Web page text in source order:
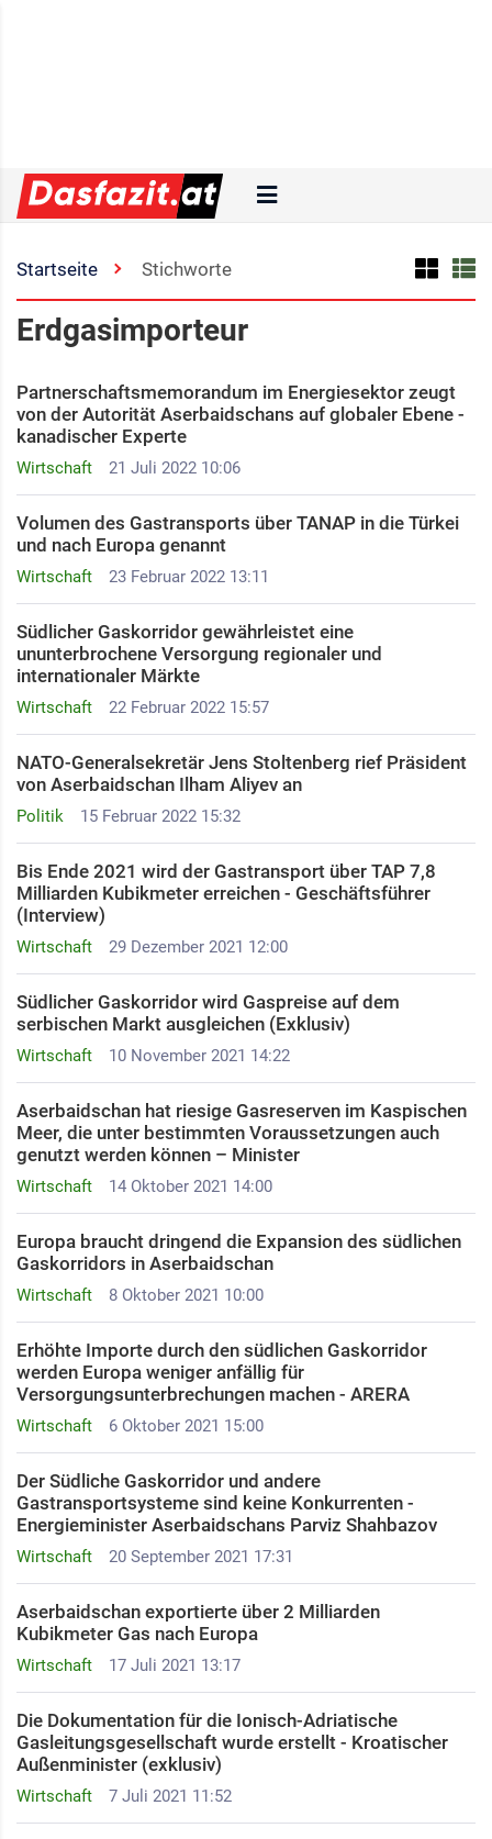
Startseite Stichworte
Erdgasimporteur
Wirtschaft 21 Juli 2022 10:06
Partnerschaftsmemorandum im Energiesektor zeugt
von der Autorität Aserbaidschans auf globaler Ebene -
kanadischer Experte
Wirtschaft 23 Februar 2022 13:11
Volumen des Gastransports über TANAP in die Türkei
und nach Europa genannt
Wirtschaft 22 Februar 2022 15:57
Südlicher Gaskorridor gewährleistet eine
ununterbrochene Versorgung regionaler und
internationaler Märkte
Politik 15 Februar 2022 15:32
NATO-Generalsekretär Jens Stoltenberg rief Präsident
von Aserbaidschan Ilham Aliyev an
Wirtschaft 29 Dezember 2021 12:00
Bis Ende 2021 wird der Gastransport über TAP 7,8
Milliarden Kubikmeter erreichen - Geschäftsführer
(Interview)
Wirtschaft 10 November 2021 14:22
Südlicher Gaskorridor wird Gaspreise auf dem
serbischen Markt ausgleichen (Exklusiv)
Wirtschaft 14 Oktober 2021 14:00
Aserbaidschan hat riesige Gasreserven im Kaspischen
Meer, die unter bestimmten Voraussetzungen auch
genutzt werden können – Minister
Wirtschaft 8 Oktober 2021 10:00
Europa braucht dringend die Expansion des südlichen
Gaskorridors in Aserbaidschan
Wirtschaft 6 Oktober 2021 15:00
Erhöhte Importe durch den südlichen Gaskorridor
werden Europa weniger anfällig für
Versorgungsunterbrechungen machen - ARERA
Wirtschaft 20 September 2021 17:31
Der Südliche Gaskorridor und andere
Gastransportsysteme sind keine Konkurrenten -
Energieminister Aserbaidschans Parviz Shahbazov
Wirtschaft 17 Juli 2021 13:17
Aserbaidschan exportierte über 2 Milliarden
Kubikmeter Gas nach Europa
Wirtschaft 7 Juli 2021 11:52
Die Dokumentation für die Ionisch-Adriatische
Gasleitungsgesellschaft wurde erstellt - Kroatischer
Außenminister (exklusiv)